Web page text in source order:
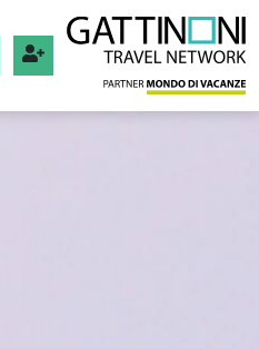
Registrati